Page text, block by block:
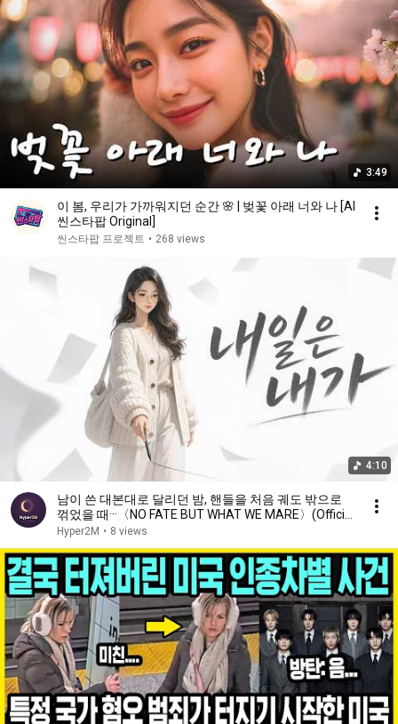
3:49
이 봄, 우리가 가까워지던 순간 🌸 | 벚꽃 아래 너와 나 [AI
씬스타팝 Original]
씬스타팝 프로젝트 • 268 views
4:10
남이 쓴 대본대로 달리던 밤, 핸들을 처음 궤도 밖으로
꺾었을 때···〈NO FATE BUT WHAT WE MARE〉(Official
Music Video)
Hyper2M • 8 views